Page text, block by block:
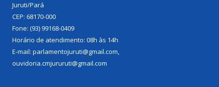
Juruti/Pará
CEP: 68170-000
Fone: (93) 99168-0409
Horário de atendimento: 08h às 14h
E-mail: parlamentojuruti@gmail.com,
ouvidoria.cmjururuti@gmail.com